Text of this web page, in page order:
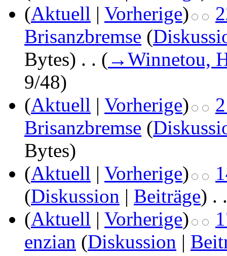
(Aktuell | Vorherige)
Brisanzbremse (
Bytes) . . ( →Winnetou,
9/48)
(Aktuell | Vorherige)
Brisanzbremse (
Bytes)
(Aktuell | Vorherige)
(Diskussion | Beiträge) . .
(Aktuell | Vorherige)
enzian (Diskussion |